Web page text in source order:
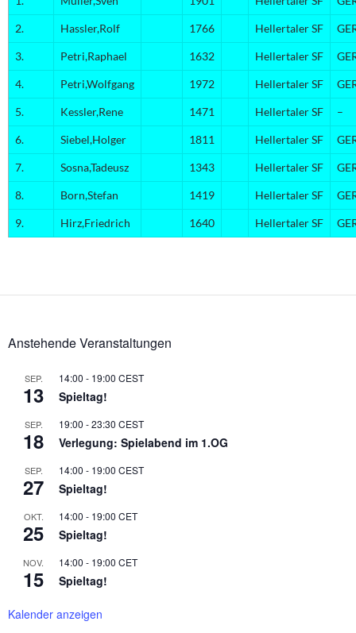
2. Hassler,Rolf 1766 Hellertaler SF
3. Petri,Raphael 1632 Hellertaler SF
4. Petri,Wolfgang 1972 Hellertaler SF
5. Kessler,Rene 1471 Hellertaler SF –
6. Siebel,Holger 1811 Hellertaler SF
7. Sosna,Tadeusz 1343 Hellertaler SF
8. Born,Stefan 1419 Hellertaler SF
9. Hirz,Friedrich 1640 Hellertaler SF
Anstehende Veranstaltungen
SEP.
13
14:00 - 19:00 CEST
Spieltag!
SEP.
18
19:00 -23:30 CEST
Verlegung: Spielabend im 1.OG
SEP.
27
14:00 - 19:00 CEST
Spieltag!
OKT.
25
14:00 - 19:00 CET
Spieltag!
NOV.
15
14:00 - 19:00 CET
Spieltag!
Kalender anzeigen